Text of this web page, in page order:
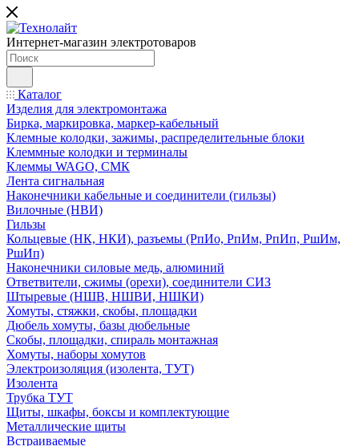
Интернет-магазин электротоваров
Каталог
Изделия для электромонтажа
Бирка, маркировка, маркер-кабельный
Клемные колодки, зажимы, распределительные блоки
Клеммные колодки и терминалы
Клеммы WAGO, СМК
Лента сигнальная
Наконечники кабельные и соединители (гильзы)
Вилочные (НВИ)
Гильзы
Кольцевые (НК, НКИ), разъемы (РпИо, РпИм, РпИп, РшИм,
РшИп)
Наконечники силовые медь, алюминий
Ответвители, сжимы (орехи), соединители СИЗ
Штыревые (НШВ, НШВИ, НШКИ)
Хомуты, стяжки, скобы, площадки
Дюбель хомуты, базы дюбельные
Скобы, площадки, спираль монтажная
Хомуты, наборы хомутов
Электроизоляция (изолента, ТУТ)
Изолента
Трубка ТУТ
Щиты, шкафы, боксы и комплектующие
Металлические щиты
Встраиваемые